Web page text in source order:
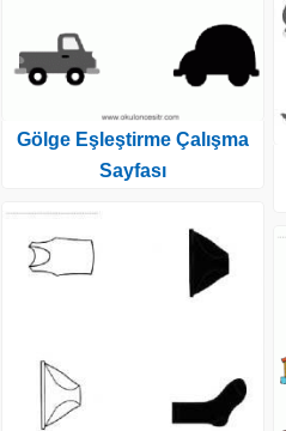
Gölge Eşleştirme Çalışma
Sayfası